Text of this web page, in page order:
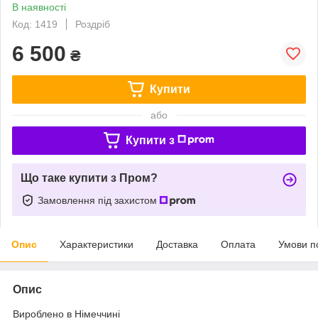
В наявності
Код: 1419
Роздріб
6 500 ₴
Купити
або
Купити з
Що таке купити з Пром?
Замовлення під захистом
Опис Характеристики Доставка Оплата Умови
Опис
Вироблено в Німеччині